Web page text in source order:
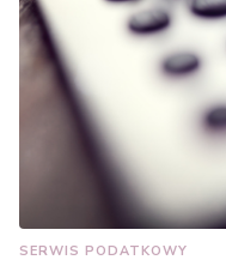
SERWIS PODATKOWY